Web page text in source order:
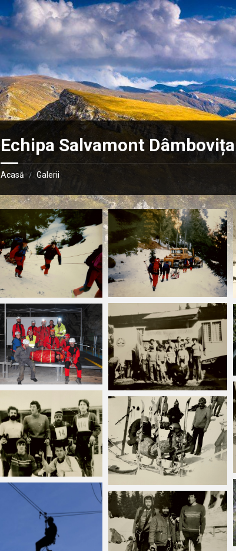
Echipa Salvamont Dâmbovița
Acasă / Galerii